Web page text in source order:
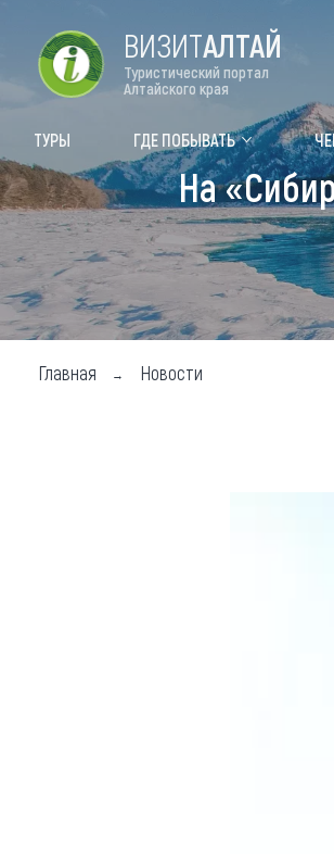
Туры
ВИЗИТАЛТАЙ
Туристический портал
Алтайского края
ТУРЫ ГДЕ ПОБЫВАТЬ
На
Главная Новости